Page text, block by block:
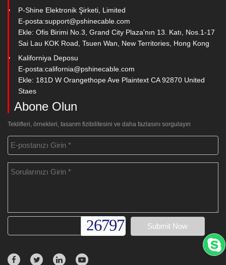
P-Shine Elektronik Şirketi, Limited
E-posta:support@pshinecable.com
Ekle: Ofis Birimi No.3, Grand City Plaza'nın 13. Katı, Nos.1-17
Sai Lau KOK Road, Tsuen Wan, New Territories, Hong Kong
Kaliforniya Deposu
E-posta:california@pshinecable.com
Ekle: 181D W Orangethope Ave Plaintext CA 92870 United
Staes
Abone Olun
Teklifleri, örnekleri, tasarım fizibilitesini ve daha fazlasını sorgulayın